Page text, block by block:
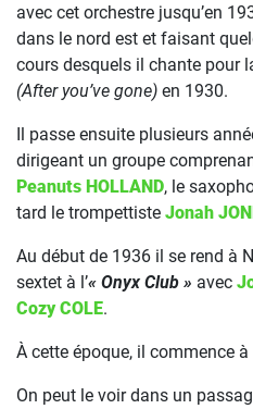
avec cet orchestre jusqu’en
dans le nord est et faisant
cours desquels il chante pour
(After you’ve gone) en 1930.
Il passe ensuite plusieurs
dirigeant un groupe
Peanuts HOLLAND, le
tard le trompettiste Jonah
Au début de 1936 il se rend à
sextet à l’« Onyx Club » avec
Cozy COLE.
À cette époque, il commence
On peut le voir dans un